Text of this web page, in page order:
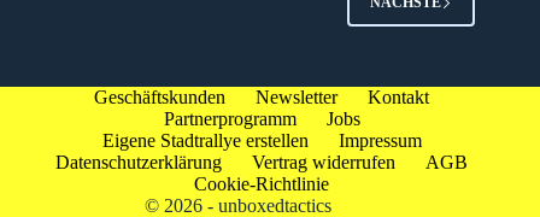
Geschäftskunden Newsletter
Kontakt
Partnerprogramm
Jobs
Eigene Stadtrallye erstellen
Impressum
Datenschutzerklärung
Vertrag widerrufen
AGB
Cookie-Richtlinie
© 2026 - unboxedtactics